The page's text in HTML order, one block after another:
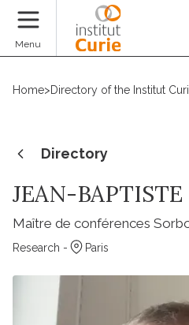
Menu
Home>Directory of the Institut
Directory
JEAN-BAPTISTE
Maître de conférences
Research - Paris